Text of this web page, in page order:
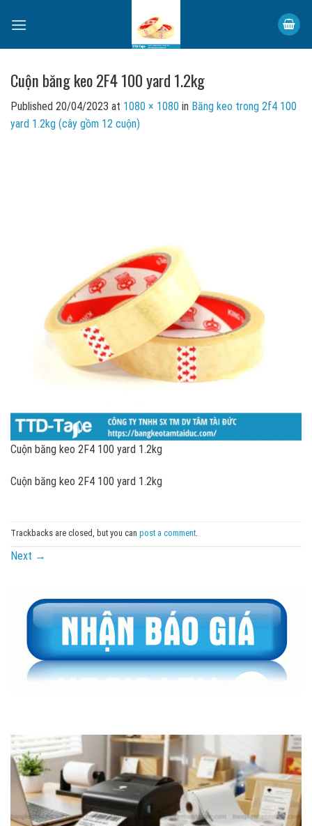
Cuộn băng keo 2F4 100 yard 1.2kg
Published 20/04/2023 at 1080 × 1080 in Băng keo trong 2f4 100
yard 1.2kg (cây gồm 12 cuộn)
Cuộn băng keo 2F4 100 yard 1.2kg
Cuộn băng keo 2F4 100 yard 1.2kg
Trackbacks are closed, but you can post a comment.
Next →